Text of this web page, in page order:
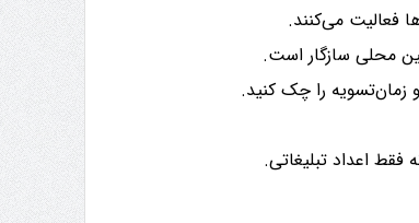
فعالیت می‌کنند.
محلی سازگار است.
زمان‌تسویه را چک کنید.